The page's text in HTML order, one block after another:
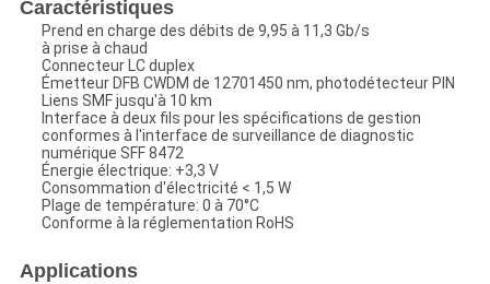
Caractéristiques
Prend en charge des débits de 9,95 à 11,3 Gb/s
à prise à chaud
Connecteur LC duplex
Émetteur DFB CWDM de 12701450 nm, photodétecteur PIN
Liens SMF jusqu'à 10 km
Interface à deux fils pour les spécifications de gestion
conformes à l'interface de surveillance de diagnostic
numérique SFF 8472
Énergie électrique: +3,3 V
Consommation d'électricité < 1,5 W
Plage de température: 0 à 70°C
Conforme à la réglementation RoHS
Applications